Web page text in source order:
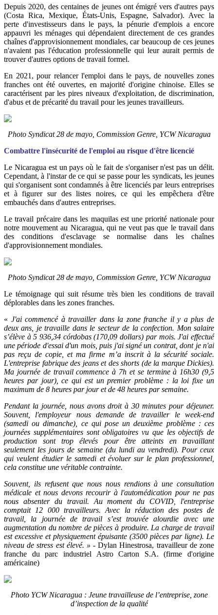
Depuis 2020, des centaines de jeunes ont émigré vers d'autres pays
(Costa Rica, Mexique, États-Unis, Espagne, Salvador). Avec la
perte d'investisseurs dans le pays, la pénurie d'emplois a encore
appauvri les ménages qui dépendaient directement de ces grandes
chaînes d'approvisionnement mondiales, car beaucoup de ces jeunes
n'avaient pas l'éducation professionnelle qui leur aurait permis de
trouver d'autres options de travail formel.
En 2021, pour relancer l'emploi dans le pays, de nouvelles zones
franches ont été ouvertes, en majorité d'origine chinoise. Elles se
caractérisent par les pires niveaux d'exploitation, de discrimination,
d'abus et de précarité du travail pour les jeunes travailleurs.
Photo Syndicat 28 de mayo, Commission Genre, YCW Nicaragua
Combattre l'insécurité de l'emploi au risque d'être licencié
Le Nicaragua est un pays où le fait de s'organiser n'est pas un délit.
Cependant, à l'instar de ce qui se passe pour les syndicats, les jeunes
qui s'organisent sont condamnés à être licenciés par leurs entreprises
et à figurer sur des listes noires, ce qui les empêchera d'être
embauchés dans d'autres entreprises.
Le travail précaire dans les maquilas est une priorité nationale pour
notre mouvement au Nicaragua, qui ne veut pas que le travail dans
des conditions d'esclavage se normalise dans les chaînes
d'approvisionnement mondiales.
Photo Syndicat 28 de mayo, Commission Genre, YCW Nicaragua
Le témoignage qui suit résume très bien les conditions de travail
déplorables dans les zones franches.
« J'ai commencé à travailler dans la zone franche il y a plus de
deux ans, je travaille dans le secteur de la confection. Mon salaire
s’élève à 5 936,34 córdobas (170,09 dollars) par mois. J'ai effectué
une période d'essai d'un mois, puis j'ai signé un contrat, dont je n'ai
pas reçu de copie, et ma firme m’a inscrit à la sécurité sociale.
L'entreprise fabrique des jeans et des shorts (de la marque Dickies).
Ma journée de travail commence à 7h et se termine à 16h30 (9,5
heures par jour), ce qui est un premier problème : la loi fixe un
maximum de 8 heures par jour et de 48 heures par semaine.
Pendant la journée, nous avons droit à 30 minutes pour déjeuner.
Souvent, l'employeur nous demande de travailler le week-end
(samedi ou dimanche), ce qui pose un deuxième problème : ces
journées supplémentaires sont obligatoires vu que les objectifs de
production sont trop élevés pour être atteints en travaillant
seulement les jours de semaine (du lundi au vendredi). Pour ceux
qui veulent étudier le samedi et évoluer sur le plan professionnel,
cela constitue une véritable contrainte.
Souvent, ils refusent que nous nous rendions à une consultation
médicale et nous devons recourir à l'automédication pour ne pas
nous absenter du travail. Au moment du COVID, l'entreprise
comptait 12 000 travailleurs. Avec la réduction des postes de
travail, la journée de travail s’est trouvée alourdie avec une
augmentation du nombre de pièces à produire. La charge de travail
est excessive et physiquement épuisante (3500 pièces par ligne). Le
niveau de stress est élevé. »- Dylan Hinestrosa, travailleur de zone
franche du parc industriel Astro Carton S.A. (firme d'origine
américaine)
Photo YCW Nicaragua : Jeune travailleuse de l’entreprise, zone
d’inspection de la qualité